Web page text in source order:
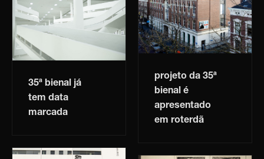
projeto da 35ª
bienal é
apresentado
em roterdã
35ª bienal já
tem data
marcada